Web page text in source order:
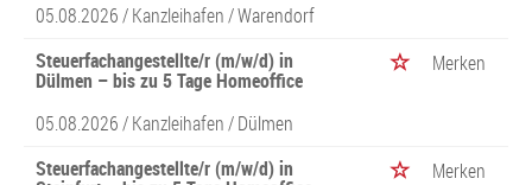
05.08.2026 /Kanzleihafen/ Warendorf
Steuerfachangestellte/r (m/w/d) in
Dülmen – bis zu 5 Tage Homeoffice
Merken
05.08.2026 /Kanzleihafen/ Dülmen
Steuerfachangestellte/r (m/w/d) in
Merken